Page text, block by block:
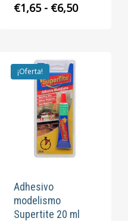
€1,65 - €6,50Rango
¡Oferta!
Adhesivo
modelismo
Supertite 20 ml